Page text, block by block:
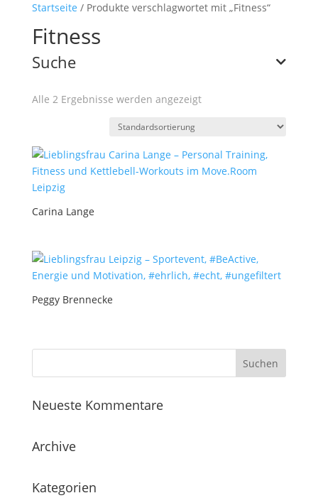
Startseite / Produkte verschlagwortet mit „Fitness“
Fitness
Suche
Alle 2 Ergebnisse werden angezeigt
Carina Lange
Peggy Brennecke
Neueste Kommentare
Archive
Kategorien